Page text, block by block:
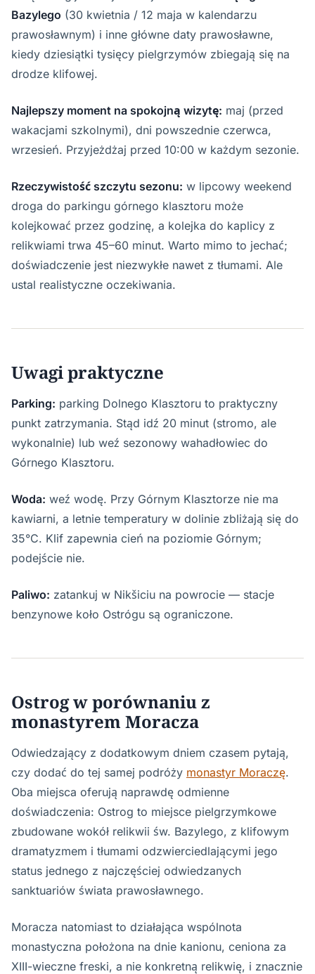
Bazylego (30 kwietnia / 12 maja w kalendarzu
prawosławnym) i inne główne daty prawosławne,
kiedy dziesiątki tysięcy pielgrzymów zbiegają się na
drodze klifowej.
Najlepszy moment na spokojną wizytę: maj (przed
wakacjami szkolnymi), dni powszednie czerwca,
wrzesień. Przyjeżdżaj przed 10:00 w każdym sezonie.
Rzeczywistość szczytu sezonu: w lipcowy weekend
droga do parkingu górnego klasztoru może
kolejkować przez godzinę, a kolejka do kaplicy z
relikwiami trwa 45–60 minut. Warto mimo to jechać;
doświadczenie jest niezwykłe nawet z tłumami. Ale
ustal realistyczne oczekiwania.
Uwagi praktyczne
Parking: parking Dolnego Klasztoru to praktyczny
punkt zatrzymania. Stąd idź 20 minut (stromo, ale
wykonalnie) lub weź sezonowy wahadłowiec do
Górnego Klasztoru.
Woda: weź wodę. Przy Górnym Klasztorze nie ma
kawiarni, a letnie temperatury w dolinie zbliżają się do
35°C. Klif zapewnia cień na poziomie Górnym;
podejście nie.
Paliwo: zatankuj w Nikšiciu na powrocie — stacje
benzynowe koło Ostrógu są ograniczone.
Ostrog w porównaniu z
monastyrem Moracza
Odwiedzający z dodatkowym dniem czasem pytają,
czy dodać do tej samej podróży monastyr Moraczę.
Oba miejsca oferują naprawdę odmienne
doświadczenia: Ostrog to miejsce pielgrzymkowe
zbudowane wokół relikwii św. Bazylego, z klifowym
dramatyzmem i tłumami odzwierciedlającymi jego
status jednego z najczęściej odwiedzanych
sanktuariów świata prawosławnego.
Moracza natomiast to działająca wspólnota
monastyczna położona na dnie kanionu, ceniona za
XIII-wieczne freski, a nie konkretną relikwię, i znacznie